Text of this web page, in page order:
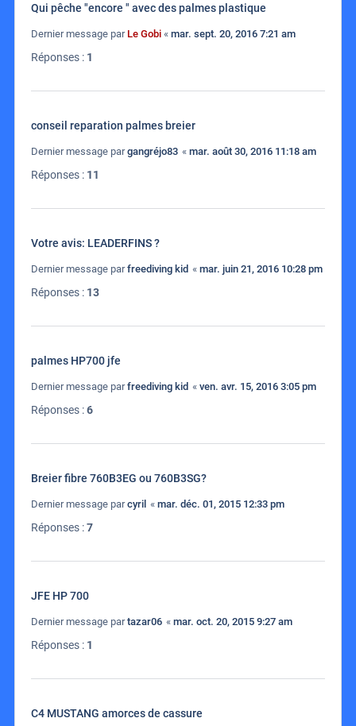
Qui pêche "encore " avec des palmes plastique
Dernier message par Le Gobi « mar. sept. 20, 2016 7:21 am
Réponses : 1
conseil reparation palmes breier
Dernier message pargangréjo83 « mar. août 30, 2016 11:18 am
Réponses : 11
Votre avis: LEADERFINS ?
Dernier message parfreediving kid « mar. juin 21, 2016 10:28 pm
Réponses : 13
palmes HP700 jfe
Dernier message parfreediving kid « ven. avr. 15, 2016 3:05 pm
Réponses :6
Breier fibre 760B3EG ou 760B3SG?
Dernier message parcyril « mar. déc. 01, 2015 12:33 pm
Réponses :7
JFE HP 700
Dernier message partazar06 « mar. oct. 20, 2015 9:27 am
Réponses : 1
C4 MUSTANG amorces de cassure